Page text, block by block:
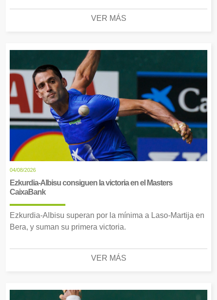
VER MÁS
04/08/2026
Ezkurdia-Albisu consiguen la victoria en el Masters
CaixaBank
Ezkurdia-Albisu superan por la mínima a Laso-Martija en
Bera, y suman su primera victoria.
VER MÁS